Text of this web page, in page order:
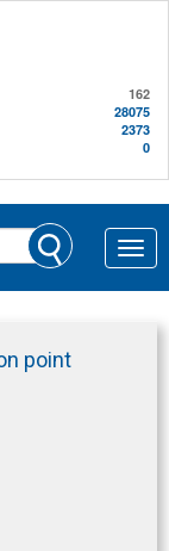
162
28075
2373
0
Toggle
point